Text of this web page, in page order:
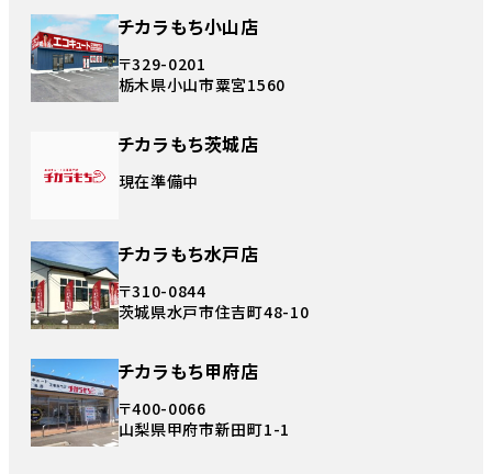
チカラもち小山店
〒329-0201
栃木県小山市粟宮1560
チカラもち茨城店
現在準備中
チカラもち水戸店
〒310-0844
茨城県水戸市住吉町48-10
チカラもち甲府店
〒400-0066
山梨県甲府市新田町1-1